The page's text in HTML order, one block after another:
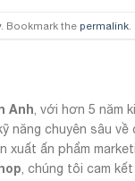
. Bookmark the permalink.
Anh, với hơn 5 năm
chuyên sâu về
ấn phẩm
, chúng tôi cam